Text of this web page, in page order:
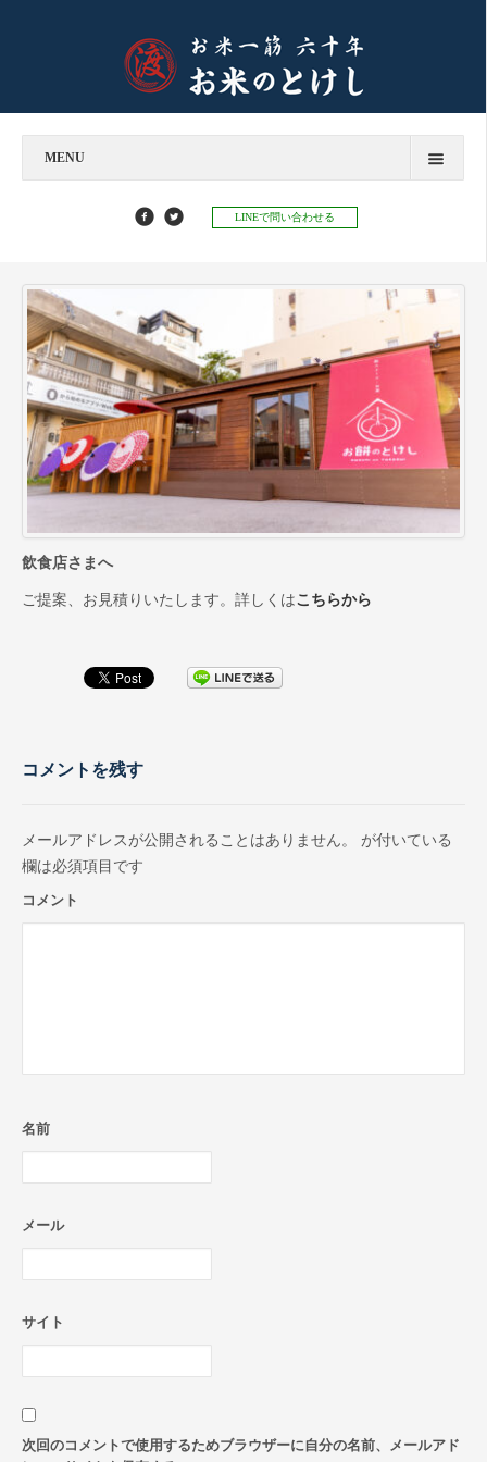
MENU
飲食店様へ
お餅のとけし
お知らせ
お知らせ
お米マイスターコラム
お取引先インタビュー
CM（TV・ラジオ）
会社概要
スーパー・小売店様へ
採用情報
LINEで問い合わせる
飲食店さまへ
ご提案、お見積りいたします。詳しくはこちらから
コメントを残す
メールアドレスが公開されることはありません。
が付いている
欄は必須項目です
コメント
名前
メール
サイト
次回のコメントで使用するためブラウザーに自分の名前、メールアド